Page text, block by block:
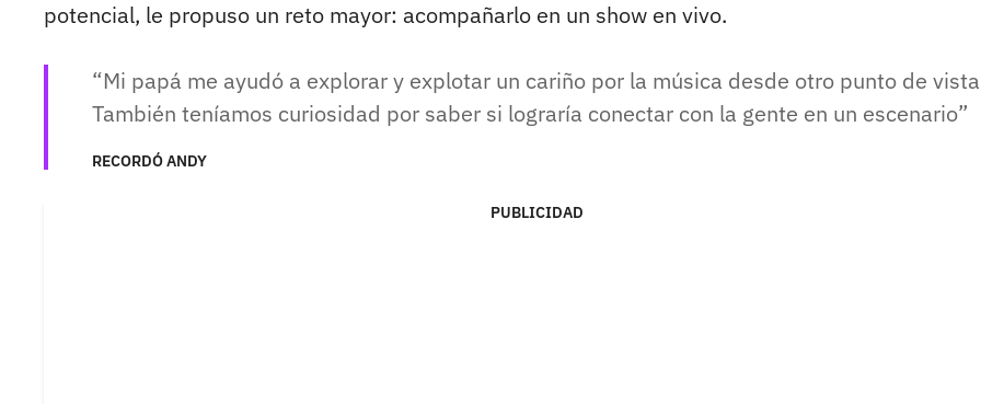
potencial, le propuso un reto mayor: acompañarlo en un show en vivo.
Mi papá me ayudó a explorar y explotar un cariño por la música desde otro punto de
También teníamos curiosidad por saber si lograría conectar con la gente en un escenario
RECORDÓ ANDY
PUBLICIDAD